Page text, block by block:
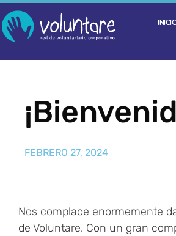
FEBRERO 27, 2024
Nos complace enormemente
de Voluntare. Con un gran